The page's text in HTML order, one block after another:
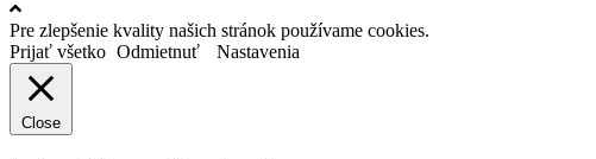
Pre zlepšenie kvality našich stránok používame cookies.
Prijať všetko Odmietnuť Nastavenia
Close